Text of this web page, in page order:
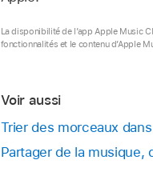
La disponibilité de l’app Apple Music
fonctionnalités et le contenu d’Apple
Voir aussi
Trier des morceaux
Partager de la musique,